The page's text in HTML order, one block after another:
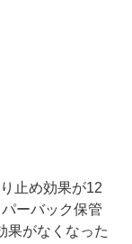
止め効果が12
ーバック保管
果がなくなった